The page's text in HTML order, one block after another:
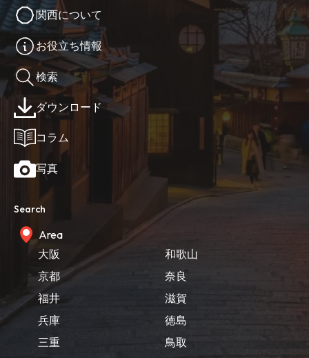
関西について
お役立ち情報
検索
ダウンロード
コラム
写真
Search
Area
大阪
京都
福井
兵庫
三重
和歌山
奈良
滋賀
徳島
鳥取